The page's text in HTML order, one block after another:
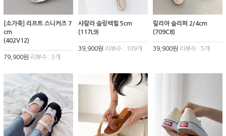
[소가죽] 리프트 스니커즈 7
cm
(402V12)
79,900원 리뷰수 : 5개
샤랄라 슬링백힐 5cm
(117L9)
39,900원 리뷰수 : 109개
릴리아 슬리퍼 2/4cm
(709C8)
39,900원 리뷰수 : 5개